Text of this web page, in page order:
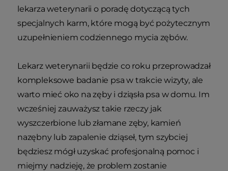
lekarza weterynarii o poradę dotyczącą tych
specjalnych karm, które mogą być pożytecznym
uzupełnieniem codziennego mycia zębów.
Lekarz weterynarii będzie co roku przeprowadzał
kompleksowe badanie psa w trakcie wizyty, ale
warto mieć oko na zęby i dziąsła psa w domu. Im
wcześniej zauważysz takie rzeczy jak
wyszczerbione lub złamane zęby, kamień
nazębny lub zapalenie dziąseł, tym szybciej
będziesz mógł uzyskać profesjonalną pomoc i
miejmy nadzieję, że problem zostanie